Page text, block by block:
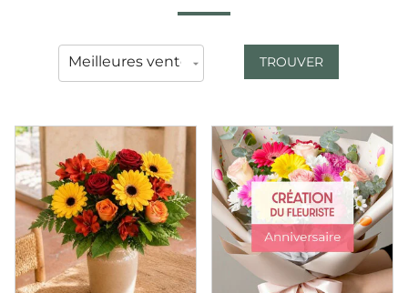
TROUVER